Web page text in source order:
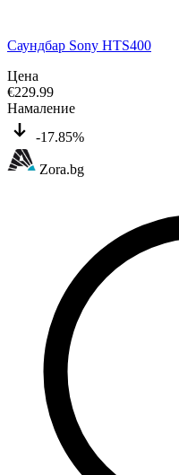
Саундбар Sony HTS400
Цена
€229.99
Намаление
-17.85%
Zora.bg